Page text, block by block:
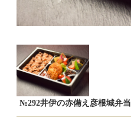
お肉メイン弁当
お野菜メイン弁当
旬の食材弁当
種類から選ぶ
№292井伊の赤備え彦根城弁当